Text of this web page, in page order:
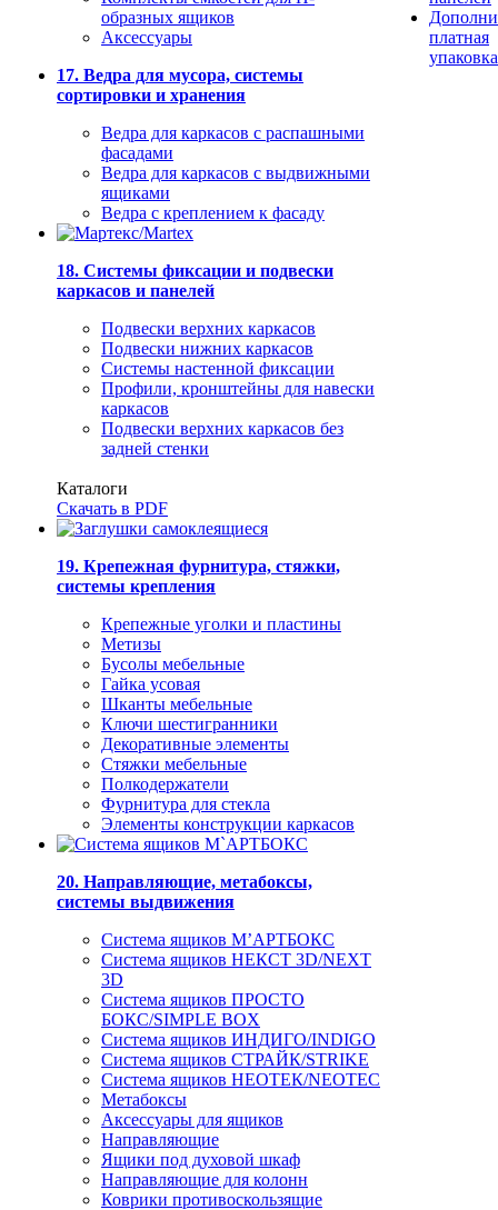
образных ящиков
Аксессуары
17. Ведра для мусора, системы
сортировки и хранения
Ведра для каркасов с распашными
фасадами
Ведра для каркасов с выдвижными
ящиками
Ведра с креплением к фасаду
18. Системы фиксации и подвески
каркасов и панелей
Подвески верхних каркасов
Подвески нижних каркасов
Системы настенной фиксации
Профили, кронштейны для навески
каркасов
Подвески верхних каркасов без
задней стенки
Каталоги
Скачать в PDF
19. Крепежная фурнитура, стяжки,
системы крепления
Крепежные уголки и пластины
Метизы
Бусолы мебельные
Гайка усовая
Шканты мебельные
Ключи шестигранники
Декоративные элементы
Стяжки мебельные
Полкодержатели
Фурнитура для стекла
Элементы конструкции каркасов
20. Направляющие, метабоксы,
системы выдвижения
Система ящиков М’АРТБОКС
Система ящиков НЕКСТ 3D/NEXT
3D
Система ящиков ПРОСТО
БОКС/SIMPLE BOX
Система ящиков ИНДИГО/INDIGO
Система ящиков СТРАЙК/STRIKE
Система ящиков НЕОТЕК/NEOTEC
Метабоксы
Аксессуары для ящиков
Направляющие
Ящики под духовой шкаф
Направляющие для колонн
Коврики противоскользящие
платная
упаковка